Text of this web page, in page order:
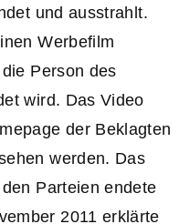
und ausstrahlt.
Werbefilm
Person des
wird. Das Video
der Beklagten
werden. Das
Parteien endete
2011 erklärte